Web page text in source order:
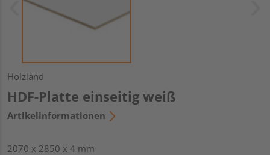
Holzland
HDF-Platte einseitig weiß
Artikelinformationen
2070 x 2850 x 4 mm